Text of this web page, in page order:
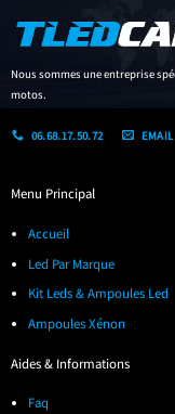
Nous sommes une entreprise
motos.
06.68.17.50.72 EMAIL
Menu Principal
Accueil
Led Par Marque
Kit Leds & Ampoules Led
Ampoules Xénon
Aides & Informations
Faq